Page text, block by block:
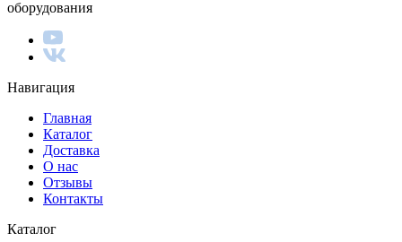
оборудования
Навигация
Главная
Каталог
Доставка
О нас
Отзывы
Контакты
Каталог